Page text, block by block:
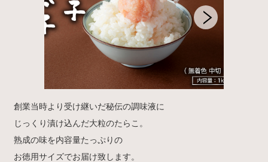
創業当時より受け継いだ秘伝の調味液に
じっくり漬け込んだ大粒のたらこ。
熟成の味を内容量たっぷりの
お徳用サイズでお届け致します。